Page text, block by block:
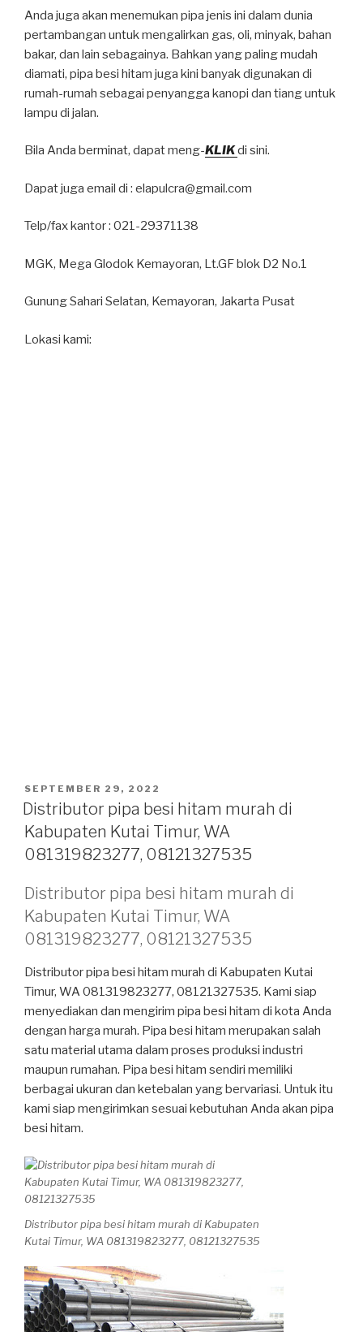
Anda juga akan menemukan pipa jenis ini dalam dunia
pertambangan untuk mengalirkan gas, oli, minyak, bahan
bakar, dan lain sebagainya. Bahkan yang paling mudah
diamati, pipa besi hitam juga kini banyak digunakan di
rumah-rumah sebagai penyangga kanopi dan tiang untuk
lampu di jalan.
Bila Anda berminat, dapat meng-KLIKdi sini.
Dapat juga email di : elapulcra@gmail.com
Telp/fax kantor : 021-29371138
MGK, Mega Glodok Kemayoran, Lt.GF blok D2 No.1
Gunung Sahari Selatan, Kemayoran, Jakarta Pusat
Lokasi kami:
POSTED
ON
SEPTEMBER 29, 2022
Distributor pipa besi hitam murah di
Kabupaten Kutai Timur, WA
081319823277, 08121327535
Distributor pipa besi hitam murah di
Kabupaten Kutai Timur, WA
081319823277, 08121327535
Distributor pipa besi hitam murah di Kabupaten Kutai
Timur, WA 081319823277, 08121327535. Kami siap
menyediakan dan mengirim pipa besi hitam di kota Anda
dengan harga murah. Pipa besi hitam merupakan salah
satu material utama dalam proses produksi industri
maupun rumahan. Pipa besi hitam sendiri memiliki
berbagai ukuran dan ketebalan yang bervariasi. Untuk itu
kami siap mengirimkan sesuai kebutuhan Anda akan pipa
besi hitam.
Distributor pipa besi hitam murah di Kabupaten
Kutai Timur, WA 081319823277, 08121327535